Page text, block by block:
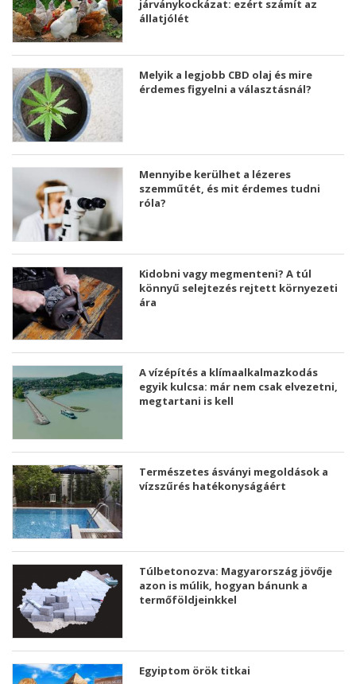
járványkockázat: ezért számít az
állatjólét
Melyik a legjobb CBD olaj és mire
érdemes figyelni a választásnál?
Mennyibe kerülhet a lézeres
szemműtét, és mit érdemes tudni
róla?
Kidobni vagy megmenteni? A túl
könnyű selejtezés rejtett környezeti
ára
A vízépítés a klímaalkalmazkodás
egyik kulcsa: már nem csak elvezetni,
megtartani is kell
Természetes ásványi megoldások a
vízszűrés hatékonyságáért
Túlbetonozva: Magyarország jövője
azon is múlik, hogyan bánunk a
termőföldjeinkkel
Egyiptom örök titkai